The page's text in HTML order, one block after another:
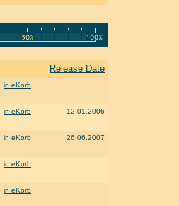
Release Date
in eKorb
in eKorb 12.01.2006
in eKorb 26.06.2007
in eKorb
in eKorb